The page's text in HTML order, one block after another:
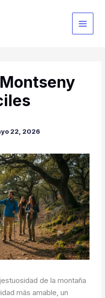
22, 2026
de la montaña
más amable, un